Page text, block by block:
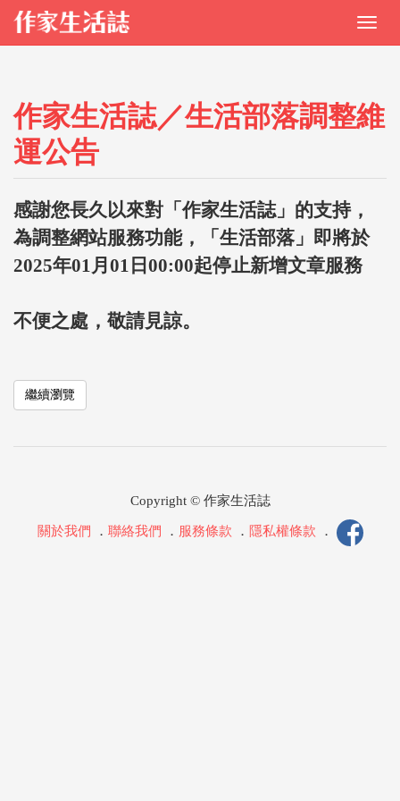
作家生活誌／生活部落調整維
運公告
感謝您長久以來對「作家生活誌」的支持，
為調整網站服務功能，「生活部落」即將於
2025年01月01日00:00起停止新增文章服務
不便之處，敬請見諒。
繼續瀏覽
Copyright © 作家生活誌
關於我們 ． 聯絡我們 ． 服務條款 ． 隱私權條款 ．